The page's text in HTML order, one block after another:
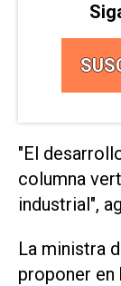
"El
columna
industrial",
La ministra
proponer en